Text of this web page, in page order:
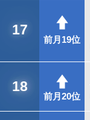
17
前月19位
18
前月20位